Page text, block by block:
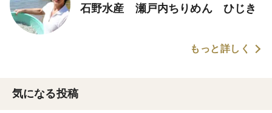
石野水産 瀬戸内ちりめん ひじき
もっと詳しく
気になる投稿